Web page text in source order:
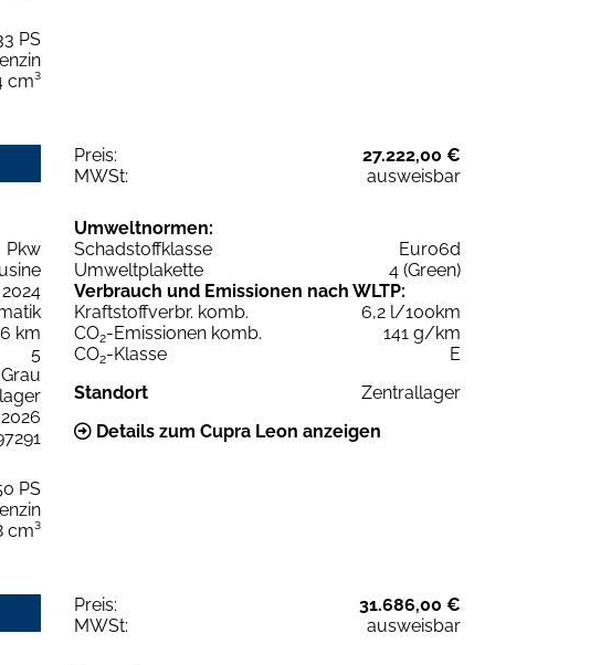
PS
cm³
Preis:
27.222,00 €
MWSt:
ausweisbar
Pkw
km
5
Grau
PS
cm³
Umweltnormen:
Schadstoffklasse
Euro6d
Umweltplakette
4 (Green)
Verbrauch und Emissionen nach WLTP:
Kraftstoffverbr. komb.
6,2 l/100km
CO2-Emissionen komb.
141 g/km
CO2-Klasse
E
Standort
Zentrallager
Details zum Cupra Leon anzeigen
Preis:
31.686,00 €
MWSt:
ausweisbar